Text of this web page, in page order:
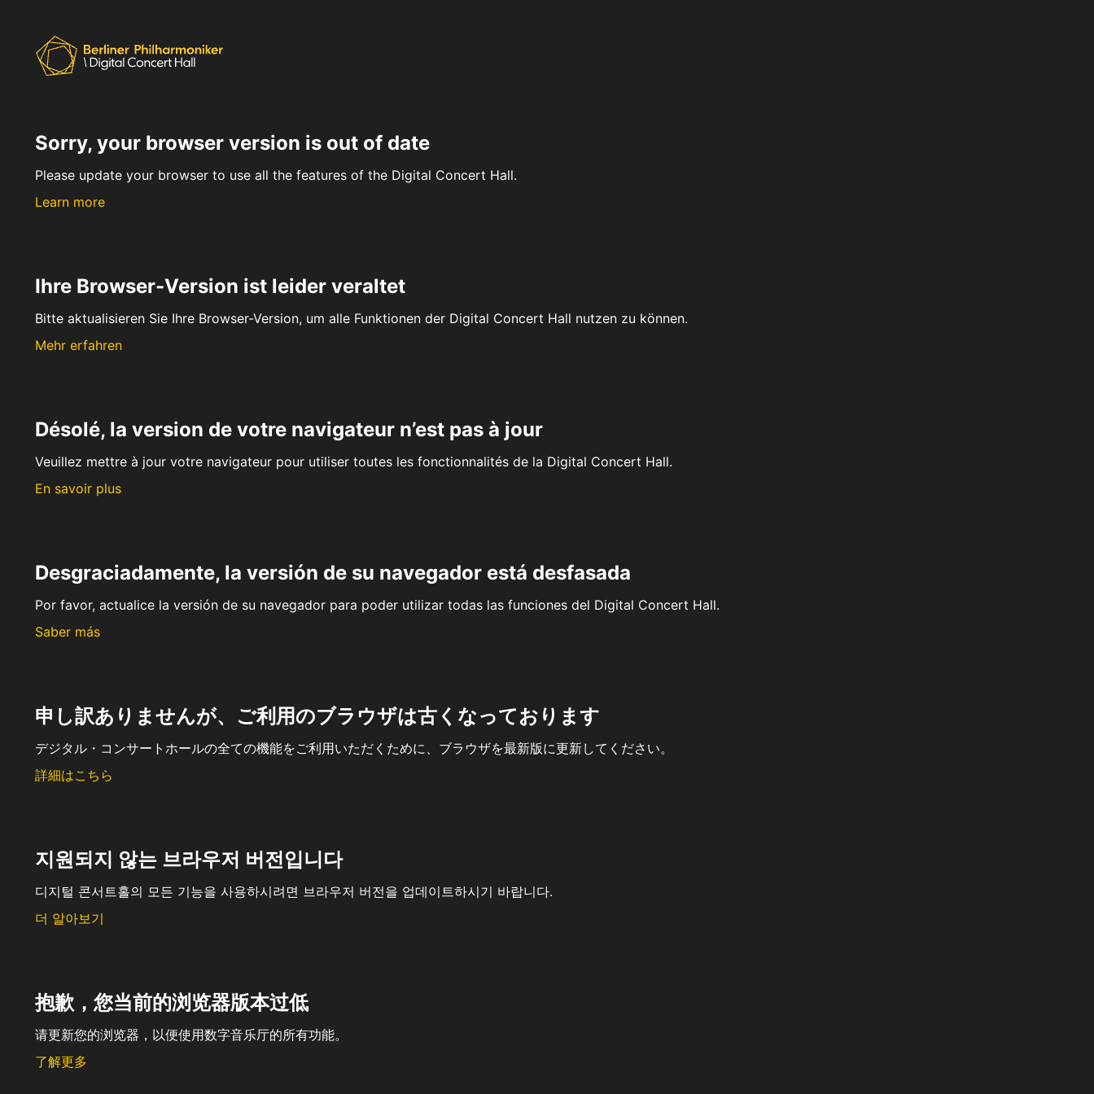
Sorry, your browser version is out of date
Please update your browser to use all the features of the Digital Concert Hall.
Learn more
Ihre Browser-Version ist leider veraltet
Bitte aktualisieren Sie Ihre Browser-Version, um alle Funktionen der Digital Concert Hall nutzen zu können.
Mehr erfahren
Désolé, la version de votre navigateur n’est pas à jour
Veuillez mettre à jour votre navigateur pour utiliser toutes les fonctionnalités de la Digital Concert Hall.
En savoir plus
Desgraciadamente, la versión de su navegador está desfasada
Por favor, actualice la versión de su navegador para poder utilizar todas las funciones del Digital Concert Hall.
Saber más
申し訳ありませんが、ご利用のブラウザは古くなっております
デジタル・コンサートホールの全ての機能をご利用いただくために、ブラウザを最新版に更新してください。
詳細はこちら
지원되지 않는 브라우저 버전입니다
디지털 콘서트홀의 모든 기능을 사용하시려면 브라우저 버전을 업데이트하시기 바랍니다.
더 알아보기
抱歉，您当前的浏览器版本过低
请更新您的浏览器，以便使用数字音乐厅的所有功能。
了解更多